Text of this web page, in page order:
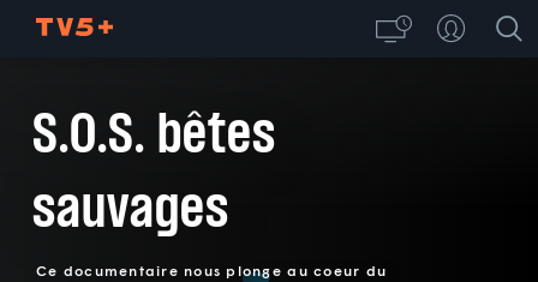
S.O.S. bêtes
sauvages
Ce documentaire nous plonge au coeur du